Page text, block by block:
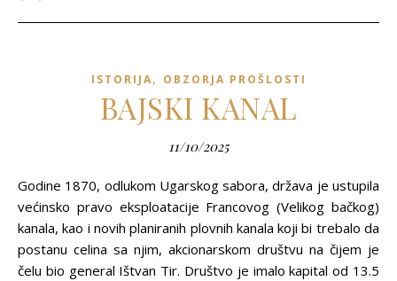
ISTORIJA, OBZORJA PROŠLOSTI
BAJSKI KANAL
11/10/2025
Godine 1870, odlukom Ugarskog sabora, država je ustupila
većinsko pravo eksploatacije Francovog (Velikog bačkog)
kanala, kao i novih planiranih plovnih kanala koji bi trebalo da
postanu celina sa njim, akcionarskom društvu na čijem je
čelu bio general Ištvan Tir. Društvo je imalo kapital od 13.5